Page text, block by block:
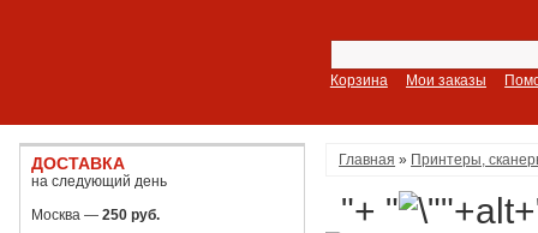
Корзина Мои заказы
ДОСТАВКА
на следующий день
Москва — 250 руб.
Главная » Принтеры,
"+ "